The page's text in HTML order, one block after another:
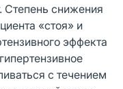
Степень снижения
«стоя» и
эффекта
с течением